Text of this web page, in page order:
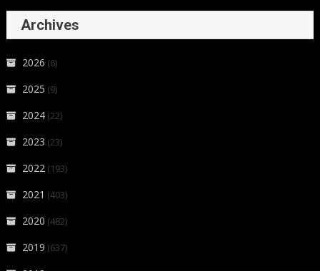
Archives
2026 (6)
2025 (9)
2024 (22)
2023 (23)
2022 (193)
2021 (403)
2020 (482)
2019 (637)